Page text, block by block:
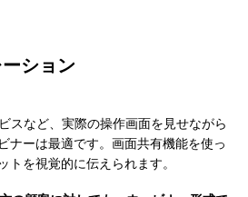
ション
スなど、実際の操作画面を見せながら
ナーは最適です。画面共有機能を使っ
トを視覚的に伝えられます。